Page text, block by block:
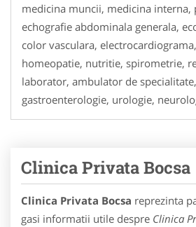
medicina muncii, medicina interna,
echografie abdominala generala,
color vasculara,
homeopatie, nutritie, spirometrie,
laborator, ambulator de
gastroenterologie, urologie,
Clinica Privata Bocsa
Clinica Privata Bocsa reprezinta
gasi informatii utile despre Clinica